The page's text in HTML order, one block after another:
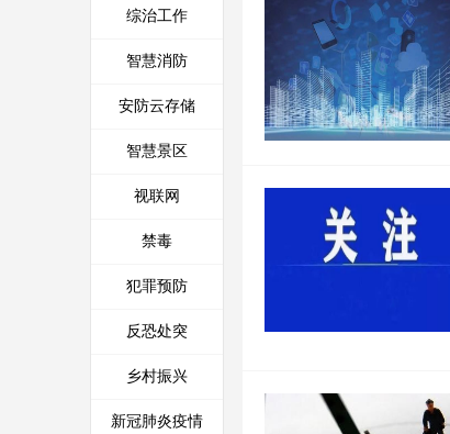
综治工作
智慧消防
安防云存储
智慧景区
视联网
禁毒
犯罪预防
反恐处突
乡村振兴
新冠肺炎疫情